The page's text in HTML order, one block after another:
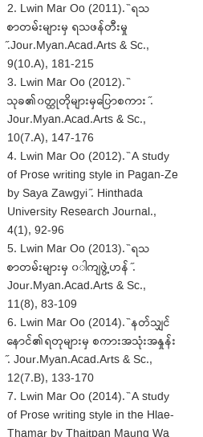
2. Lwin Mar Oo (2011). ̏ ရသ
စာတမ်းများမှ ရသဖန်တီးမှု
̋.Jour.Myan.Acad.Arts & Sc.,
9(10.A), 181-215
3. Lwin Mar Oo (2012). ̏
သုခ၏၀တ္ထုတိုများမှပြောစကား ̋.
Jour.Myan.Acad.Arts & Sc.,
10(7.A), 147-176
4. Lwin Mar Oo (2012). ̏ A study
of Prose writing style in Pagan-Ze
by Saya Zawgyi ̋. Hinthada
University Research Journal.,
4(1), 92-96
5. Lwin Mar Oo (2013). ̏ ရသ
စာတမ်းများမှ ၀ါကျဖွဲ့ဟန် ̋.
Jour.Myan.Acad.Arts & Sc.,
11(8), 83-109
6. Lwin Mar Oo (2014). ̏ နတ်သျှင်
နောင်၏ရတုများမှ စကားအသုံးအနှုန်း
̋. Jour.Myan.Acad.Arts & Sc.,
12(7.B), 133-170
7. Lwin Mar Oo (2014). ̏ A study
of Prose writing style in the Hlae-